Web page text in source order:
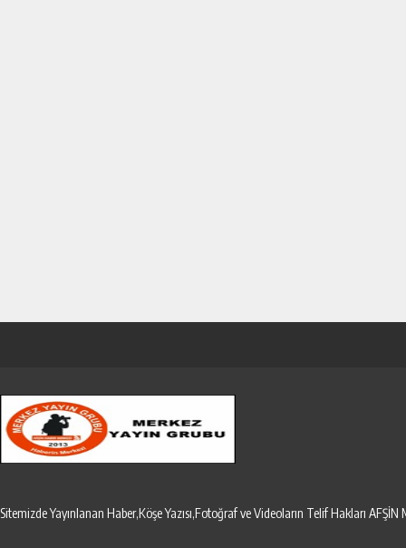
Sitemizde Yayınlanan Haber,Köşe Yazısı,Fotoğraf ve Videoların Telif Hakları